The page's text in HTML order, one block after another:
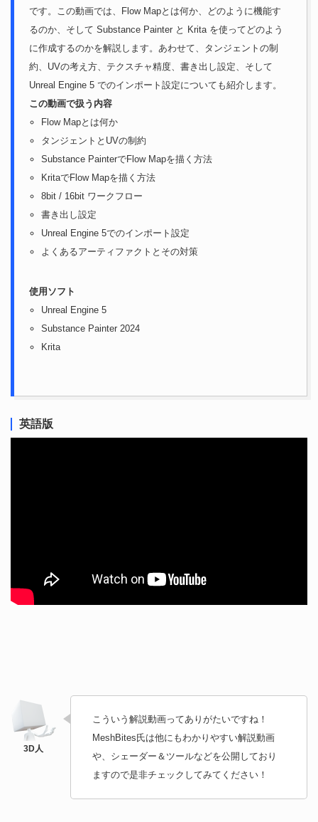
です。この動画では、Flow Mapとは何か、どのように機能す
るのか、そして Substance Painter と Krita を使ってどのよう
に作成するのかを解説します。あわせて、タンジェントの制
約、UVの考え方、テクスチャ精度、書き出し設定、そして
Unreal Engine 5 でのインポート設定についても紹介します。
この動画で扱う内容
Flow Mapとは何か
タンジェントとUVの制約
Substance PainterでFlow Mapを描く方法
KritaでFlow Mapを描く方法
8bit / 16bit ワークフロー
書き出し設定
Unreal Engine 5でのインポート設定
よくあるアーティファクトとその対策
使用ソフト
Unreal Engine 5
Substance Painter 2024
Krita
英語版
こういう解説動画ってありがたいですね！
MeshBites氏は他にもわかりやすい解説動画
や、シェーダー＆ツールなどを公開しており
ますので是非チェックしてみてください！